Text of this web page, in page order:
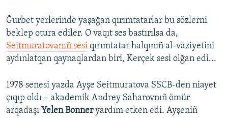
Ğurbet yerlerinde yaşağan qırımtatarlar bu sözlerni
beklep otura ediler. O vaqıt ses bastırılsa da,
Seitmuratovanıñ sesi qırımtatar halqınıñ al-vaziyetini
aydınlatqan qaynaqlardan biri, Kerçek sesi olğan edi...
1978 senesi yazda Ayşe Seitmuratova SSCB-den niayet
çıqıp oldı – akademik Andrey Saharovnıñ ömür
arqadaşı Yelen Bonneryardım etken edi. Ayşeniñ